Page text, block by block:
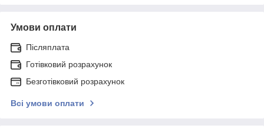
Умови оплати
Післяплата
Готівковий розрахунок
Безготівковий розрахунок
Всі умови оплати